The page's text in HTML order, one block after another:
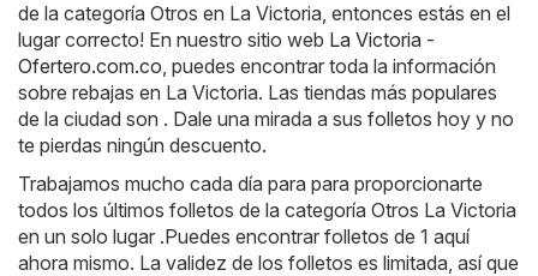
de la categoría Otros en La Victoria, entonces estás en el
lugar correcto! En nuestro sitio web La Victoria -
Ofertero.com.co, puedes encontrar toda la información
sobre rebajas en La Victoria. Las tiendas más populares
de la ciudad son . Dale una mirada a sus folletos hoy y no
te pierdas ningún descuento.
Trabajamos mucho cada día para para proporcionarte
todos los últimos folletos de la categoría Otros La Victoria
en un solo lugar .Puedes encontrar folletos de 1 aquí
ahora mismo. La validez de los folletos es limitada, así que